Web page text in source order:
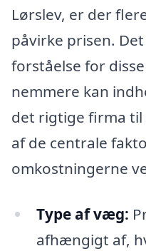
Lørslev, er der
påvirke prisen.
forståelse for
nemmere kan
det rigtige firma til
af de centrale
omkostningerne
Type af væg:
afhængigt af,